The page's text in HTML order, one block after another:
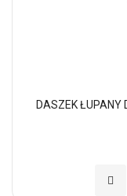
DASZEK